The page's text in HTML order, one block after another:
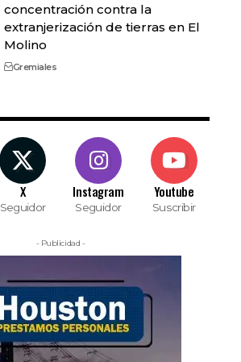
concentración contra la
extranjerización de tierras en El
Molino
Gremiales
X
Seguidor
Instagram
Seguidor
Youtube
Suscribir
- Publicidad -